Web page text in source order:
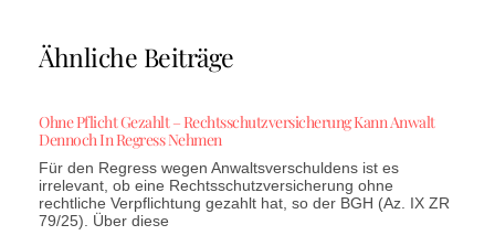
Ähnliche Beiträge
Ohne Pflicht Gezahlt – Rechtsschutzversicherung Kann Anwalt
Dennoch In Regress Nehmen
Für den Regress wegen Anwaltsverschuldens ist es
irrelevant, ob eine Rechtsschutzversicherung ohne
rechtliche Verpflichtung gezahlt hat, so der BGH (Az. IX ZR
79/25). Über diese